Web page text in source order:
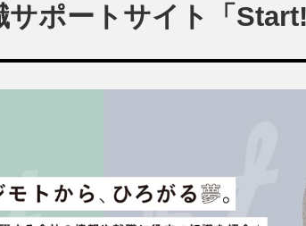
サポートサイト「